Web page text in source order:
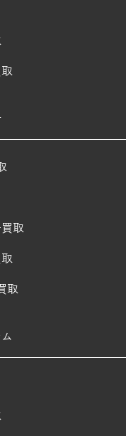
取
取